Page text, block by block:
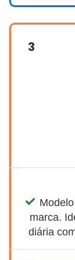
3
marca.
diária